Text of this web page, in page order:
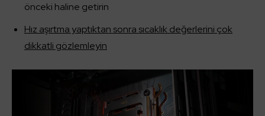
önceki haline getirin
Hız aşırtma yaptıktan sonra sıcaklık değerlerini çok
dikkatli gözlemleyin